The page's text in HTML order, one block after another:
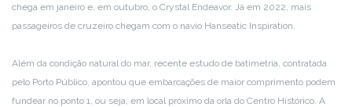
chega em janeiro e, em outubro, o Crystal Endeavor. Já em 2022, mais
passageiros de cruzeiro chegam com o navio Hanseatic Inspiration.
Além da condição natural do mar, recente estudo de batimetria, contratada
pelo Porto Público, apontou que embarcações de maior comprimento podem
fundear no ponto 1, ou seja, em local próximo da orla do Centro Histórico. A